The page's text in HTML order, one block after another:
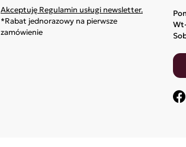
Akceptuję Regulamin usługi newsletter.
*Rabat jednorazowy na pierwsze
zamówienie